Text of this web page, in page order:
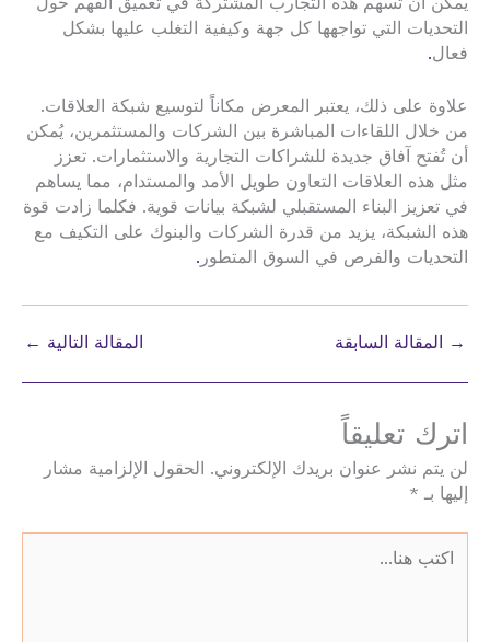
التحديات التي تواجهها كل جهة وكيفية التغلب عليها بشكل
فعال.
علاوة على ذلك، يعتبر المعرض مكاناً لتوسيع شبكة العلاقات.
من خلال اللقاءات المباشرة بين الشركات والمستثمرين، يُمكن
أن تُفتح آفاق جديدة للشراكات التجارية والاستثمارات. تعزز
مثل هذه العلاقات التعاون طويل الأمد والمستدام، مما يساهم
في تعزيز البناء المستقبلي لشبكة بيانات قوية. فكلما زادت قوة
هذه الشبكة، يزيد من قدرة الشركات والبنوك على التكيف مع
التحديات والفرص في السوق المتطور .
→ المقالة السابقة المقالة التالية ←
اترك تعليقاً
لن يتم نشر عنوان بريدك الإلكتروني.
الحقول الإلزامية مشار
إليها بـ *
هنا...